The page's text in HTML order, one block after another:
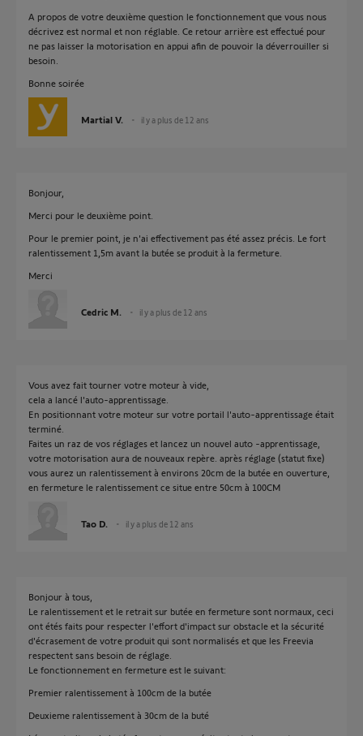
A propos de votre deuxième question le fonctionnement que vous nous
décrivez est normal et non réglable. Ce retour arrière est effectué pour
ne pas laisser la motorisation en appui afin de pouvoir la déverrouiller si
besoin.
Bonne soirée
Martial V. il y a plus de 12 ans
Bonjour,
Merci pour le deuxième point.
Pour le premier point, je n'ai effectivement pas été assez précis. Le fort
ralentissement 1,5m avant la butée se produit à la fermeture.
Merci
Cedric M. il y a plus de 12 ans
Vous avez fait tourner votre moteur à vide,
cela a lancé l'auto-apprentissage.
En positionnant votre moteur sur votre portail l'auto-apprentissage était
terminé.
Faites un raz de vos réglages et lancez un nouvel auto -apprentissage,
votre motorisation aura de nouveaux repère. après réglage (statut fixe)
vous aurez un ralentissement à environs 20cm de la butée en ouverture,
en fermeture le ralentissement ce situe entre 50cm à 100CM
Tao D. il y a plus de 12 ans
Bonjour à tous,
Le ralentissement et le retrait sur butée en fermeture sont normaux, ceci
ont étés faits pour respecter l'effort d'impact sur obstacle et la sécurité
d'écrasement de votre produit qui sont normalisés et que les Freevia
respectent sans besoin de réglage.
Le fonctionnement en fermeture est le suivant:
Premier ralentissement à 100cm de la butée
Deuxieme ralentissement à 30cm de la buté